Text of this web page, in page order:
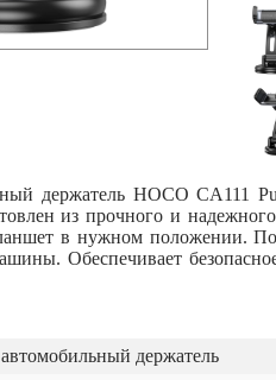
держатель HOCO CA111
из прочного и
в нужном положении.
Обеспечивает
держатель